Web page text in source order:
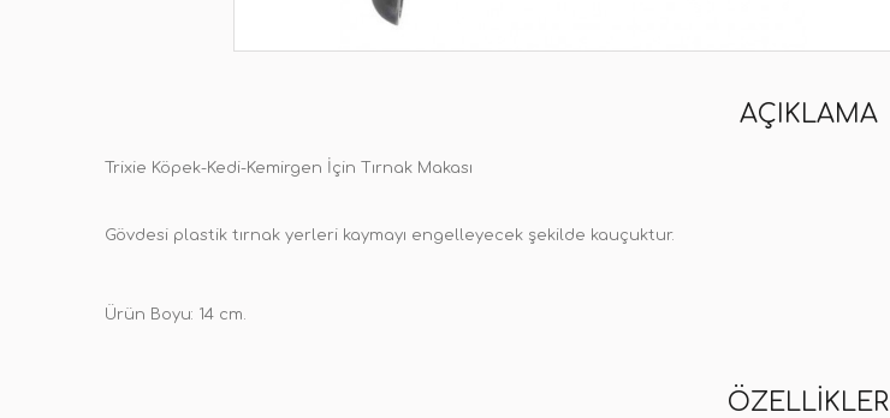
AÇIKLAMA
Trixie Köpek-Kedi-Kemirgen İçin Tırnak Makası
Gövdesi plastik tırnak yerleri kaymayı engelleyecek şekilde kauçuktur.
Ürün Boyu: 14 cm.
ÖZELLIKLER